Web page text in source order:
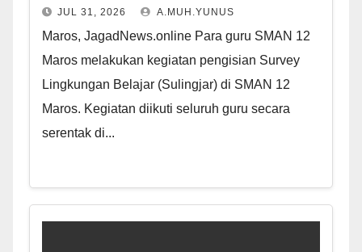
JUL 31, 2026 A.MUH.YUNUS
Maros, JagadNews.online Para guru SMAN 12
Maros melakukan kegiatan pengisian Survey
Lingkungan Belajar (Sulingjar) di SMAN 12
Maros. Kegiatan diikuti seluruh guru secara
serentak di...